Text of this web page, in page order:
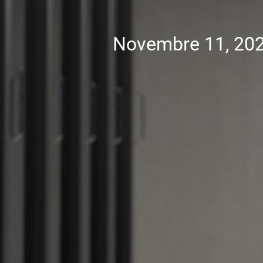
Novembre 11,